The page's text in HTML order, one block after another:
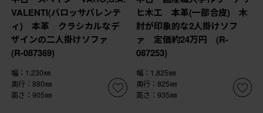
VALENTI(バロッサバレンテ
ィ) 本革 クラシカルなデ
ザインの二人掛けソファ
(R-087369)
幅：1,230㎜
奥行：880㎜
高さ：905㎜
ヒ木工 本革(一部合皮) 木
肘が印象的な2人掛けソフ
ァ 定価約24万円 (R-
087253)
幅：1,825㎜
奥行：825㎜
高さ：935㎜